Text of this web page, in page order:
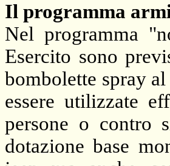
Il programma
Nel programma
Esercito sono
bombolette spray
essere utilizzate
persone o contro
dotazione base